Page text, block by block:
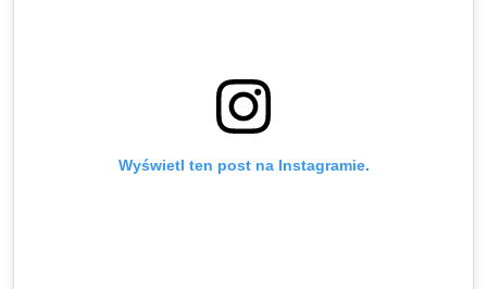
Wyświetl ten post na Instagramie.